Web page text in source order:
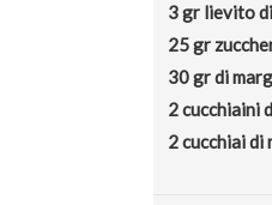
3 gr lievito
25 gr
30 gr di
2 cucchiaini
2 cucchiai di